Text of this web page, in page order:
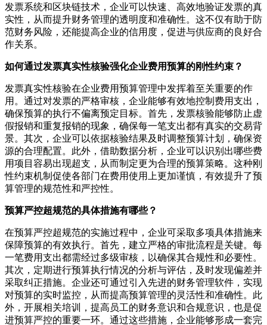
发票系统和区块链技术，企业可以快速、高效地验证发票的真
实性，从而提升财务管理的透明度和准确性。这不仅有助于防
范财务风险，还能提高企业的信用度，促进与供应商的良好合
作关系。
如何通过发票真实性核验强化企业费用预算的刚性约束？
发票真实性核验在企业费用预算管理中发挥着至关重要的作
用。通过对发票的严格审核，企业能够有效地控制费用支出，
确保预算的执行不偏离预定目标。首先，发票核验能够防止虚
假报销和重复报销的现象，确保每一笔支出都有真实的交易背
景。其次，企业可以依据核验结果及时调整预算计划，确保资
源的合理配置。此外，借助数据分析，企业可以识别出哪些费
用项目容易出现超支，从而制定更为合理的预算策略。这种刚
性约束机制促使各部门在费用使用上更加谨慎，有效提升了预
算管理的规范性和严控性。
预算严控超规范的具体措施有哪些？
在预算严控超规范的实施过程中，企业可采取多项具体措施来
保障预算的有效执行。首先，建立严格的审批流程是关键。每
一笔费用支出都需经过多级审核，以确保其合规性和必要性。
其次，定期进行预算执行情况的分析与评估，及时发现偏差并
采取纠正措施。企业还可通过引入先进的财务管理软件，实现
对预算的实时监控，从而提高预算管理的灵活性和准确性。此
外，开展相关培训，提高员工的财务意识和合规意识，也是促
进预算严控的重要一环。通过这些措施，企业能够形成一套完